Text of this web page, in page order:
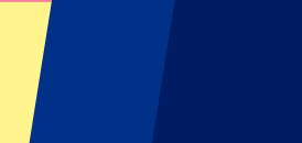
Alle Sportarten